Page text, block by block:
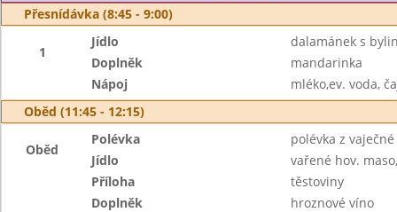
Přesnídávka (8:45 - 9:00)
1
Jídlo
dalamánek s
Doplněk
mandarinka
Nápoj
mléko,ev. voda,
Oběd (11:45 - 12:15)
Oběd
Polévka
polévka z
Jídlo
vařené hov.
Příloha
těstoviny
Doplněk
hroznové víno